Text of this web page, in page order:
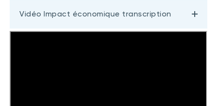
Vidéo Impact économique transcription